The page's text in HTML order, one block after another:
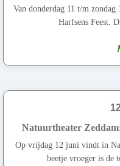
Van donderdag 11 t/m
Harfsens Feest.
Natuurtheater
Op vrijdag 12 juni vindt in
beetje vroeger is de